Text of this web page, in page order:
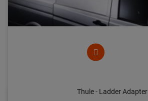
Thule - Ladder Adapter